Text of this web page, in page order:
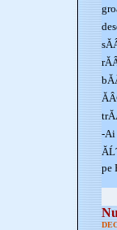
-Ai
pe